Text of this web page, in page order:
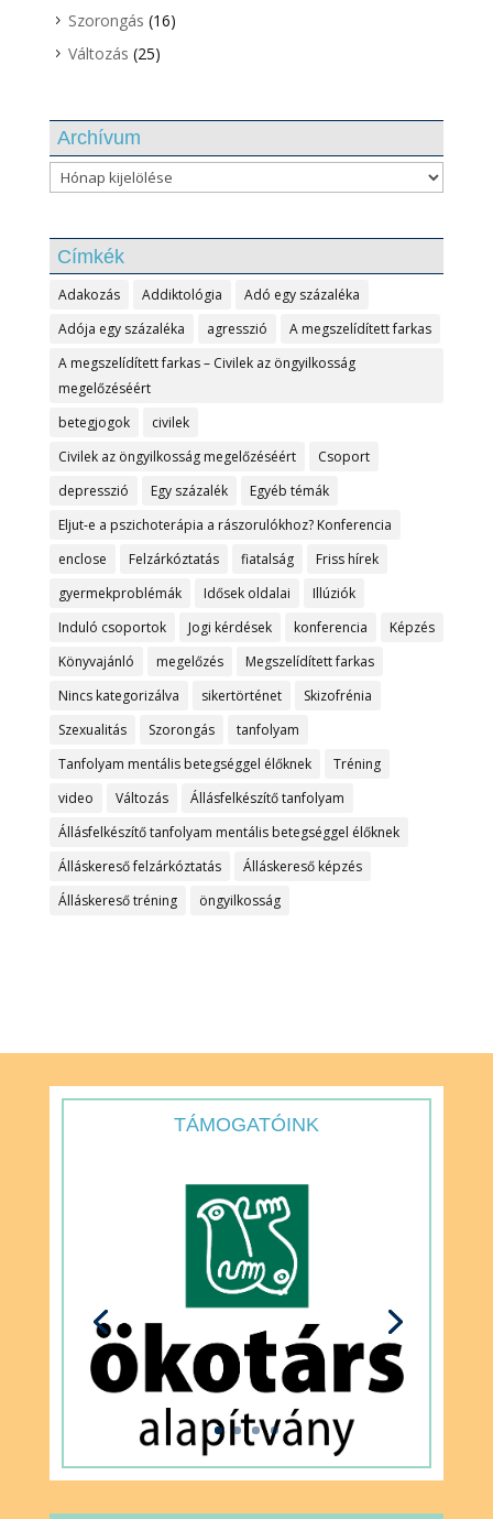
Szorongás (16)
Változás (25)
Archívum
Archívum
Címkék
Adakozás Addiktológia
Adó egy százaléka
Adója egy százaléka
agresszió
A megszelídített farkas
A megszelídített farkas – Civilek az öngyilkosság
megelőzéséért
betegjogok
civilek
Civilek az öngyilkosság megelőzéséért
Csoport
depresszió
Egy százalék
Egyéb témák
Eljut-e a pszichoterápia a rászorulókhoz? Konferencia
enclose
Felzárkóztatás fiatalság
Friss hírek
gyermekproblémák
Idősek oldalai
Illúziók
Induló csoportok
Jogi kérdések konferencia
Képzés
Könyvajánló
megelőzés
Megszelídített farkas
Nincs kategorizálva
sikertörténet
Skizofrénia
Szexualitás
Szorongás
tanfolyam
Tanfolyam mentális betegséggel élőknek
Tréning
video
Változás
Állásfelkészítő tanfolyam
Állásfelkészítő tanfolyam mentális betegséggel élőknek
Álláskereső felzárkóztatás
Álláskereső képzés
Álláskereső tréning
öngyilkosság
TÁMOGATÓINK